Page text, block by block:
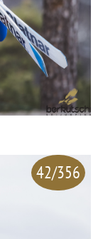
42/356